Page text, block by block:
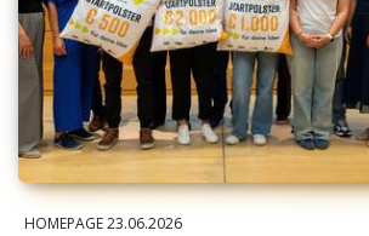
HOMEPAGE23.06.2026